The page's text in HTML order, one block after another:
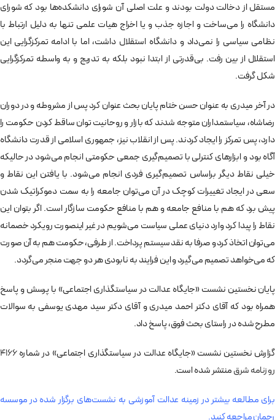
مستقل از دخالت دولت بودند و علت اصلی آن شورای دانشکده­‌ها بود که شورای
دانشگاه را می­‌ساخت و اجازه جذب و یا اخراج هیات علمی تنها به دلیل ارتباط با
نظامی سیاسی را نمی‌­داد و دانشگاه استقلال داشت، اما با ادامه تمرکزگرایی این
استقلال از بین رفت. بی­‌قدرتی از ابتدا نبود بلکه به تدریج و به واسطه تمرکزگرایی
شکل گرفت.
در آخر میدری به عنوان حسن ختام پایان بحث عنوان کرد پس از مشروطه و در دوران
رضاشاه، سیاستمداران متوجه شدند که بازار و روحانیت توان ساقط کردن حکومت را
دارد، پس تمرکز را ایجاد کردند. پس از انقلاب نیز، جمهوری اسلامی از قدرت دانشگاه
آگاه بود و ابزارهای کنترلی با تصمیم‌گیری جمعی حکومتی انجام می‌­شود در حالیکه
خیلی نقاط دیگر براساس تصمیم‌گیری فردی انجام می‌­شود. با یافتن این نقاط و
سعی در ایجاد تغییرات کوچک در آن می‌­توان جامعه را به سمت دموکراتیک شدن
پیش برد که هم با منافع جامعه و هم با منافع حکومت سازگار است. اگر بتوان این
نقاط را پیدا کرد وارد دنیای عملی سیاست می‌­شویم در غیر اینصورت رویکرد خصمانه
می­‌توان اتخاذ کرد و صرفا به نقد سیستم پرداخت. از طرفی، حکومت هم به آن صورت
که می‌خواهد تصمیم می­‌گیرد و این فرایند به نابودی هر دو جهت منجر می‌­گردد.
پایان نخستین نشست «جایگاه عدالت در سیاستگذاری اجتماعی» با پرسش و پاسخ
همراه بود که آقای دکتر احمد میدری و آقای دکتر سید مهدی یوسفی به سوالات
مطرح شده در راستای بحث فوق، پاسخ داد.
گزارش نخستین نشست «جایگاه عدالت در سیاستگذاری اجتماعی» در شماره4166
روزنامه شرقمنتشر شده است.
برای مطالعه بیشتر در زمینه عدالت آموزشی به نشست‌های برگزار شده در موسسه